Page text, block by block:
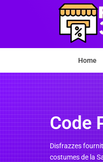
Home
Code
Disfrazzes
costumes de la